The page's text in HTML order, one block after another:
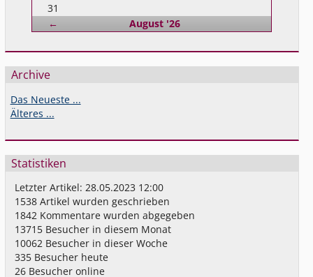
← August '26
31
Archive
Das Neueste ...
Älteres ...
Statistiken
Letzter Artikel:28.05.2023 12:00
1538 Artikel wurden geschrieben
1842 Kommentare wurden abgegeben
13715 Besucher in diesem Monat
10062 Besucher in dieser Woche
335 Besucher heute
26 Besucher online